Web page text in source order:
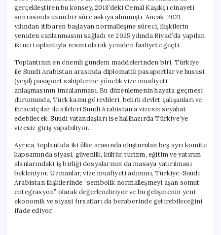
gerçekleştiren bu konsey, 2018’deki Cemal Kaşıkçı cinayeti
sonrasında uzun bir süre askıya alınmıştı. Ancak, 2021
yılından itibaren başlayan normalleşme süreci, ilişkilerin
yeniden canlanmasını sağladı ve 2025 yılında Riyad’da yapılan
ikinci toplantıyla resmi olarak yeniden faaliyete geçti.
Toplantının en önemli gündem maddelerinden biri, Türkiye
ile Suudi Arabistan arasında diplomatik pasaportlar ve hususi
(yeşil) pasaport sahiplerine yönelik vize muafiyeti
anlaşmasının imzalanması. Bu düzenlemenin hayata geçmesi
durumunda, Türk kamu görevlileri, belirli devlet çalışanları ve
ihracatçılar ile aileleri Suudi Arabistan’a vizesiz seyahat
edebilecek. Suudi vatandaşları ise halihazırda Türkiye’ye
vizesiz giriş yapabiliyor.
Ayrıca, toplantıda iki ülke arasında oluşturulan beş ayrı komite
kapsamında siyasi, güvenlik, kültür, turizm, eğitim ve yatırım
alanlarındaki iş birliği dosyalarının da masaya yatırılması
bekleniyor. Uzmanlar, vize muafiyeti adımını, Türkiye-Suudi
Arabistan ilişkilerinde “sembolik normalleşmeyi aşan somut
entegrasyon” olarak değerlendiriyor ve bu gelişmenin yeni
ekonomik ve siyasi fırsatları da beraberinde getirebileceğini
ifade ediyor.